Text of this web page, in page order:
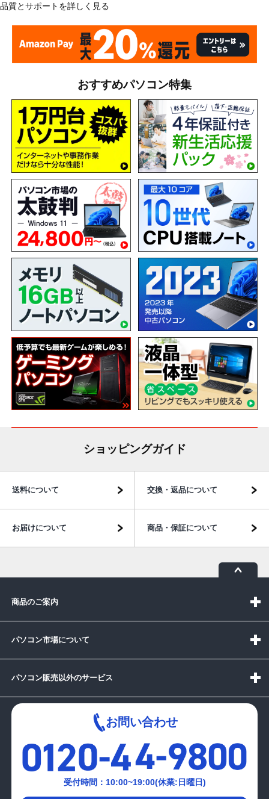
品質とサポートを詳しく見る
おすすめパソコン特集
ショッピングガイド
送料について 交換・返品について
お届けについて 商品・保証について
商品のご案内
パソコン市場について
パソコン販売以外のサービス
お問い合わせ
受付時間：10:00~19:00(休業:日曜日)